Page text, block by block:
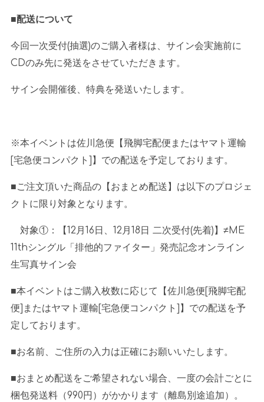
■配送について
今回一次受付(抽選)のご購入者様は、サイン会実施前に
CDのみ先に発送をさせていただきます。
サイン会開催後、特典を発送いたします。
※本イベントは佐川急便【飛脚宅配便またはヤマト運輸
[宅急便コンパクト ] 】での配送を予定しております。
■ご注文頂いた商品の【おまとめ配送】は以下のプロジェ
クトに限り対象となります。
対象①：【12月 16 日、 12月 18 日 二次受付(先着) 】 ≠ME
11thシングル「排他的ファイター」発売記念オンライン
生写真サイン会
■本イベントはご購入枚数に応じて【佐川急便[飛脚宅配
便] またはヤマト運輸[宅急便コンパクト ] 】での配送を予
定しております。
■お名前、ご住所の入力は正確にお願いいたします。
■おまとめ配送をご希望されない場合、一度の会計ごとに
梱包発送料（990円）がかかります（離島別途追加）。